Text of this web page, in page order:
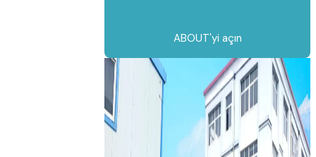
ABOUT'yi açın